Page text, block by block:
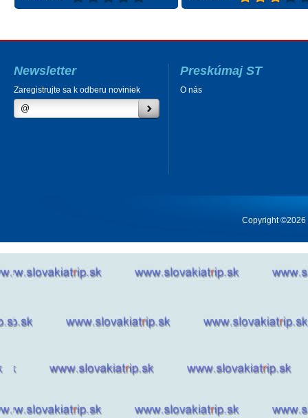
Newsletter
Zaregistrujte sa k odberu noviniek
Preskúmaj ST
O nás
Copyright ©2026